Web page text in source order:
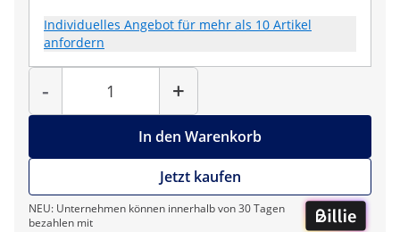
Individuelles Angebot für mehr als 10 Artikel
anfordern
-
Menge
+
In den Warenkorb
Jetzt kaufen
NEU: Unternehmen können innerhalb von 30 Tagen
bezahlen mit